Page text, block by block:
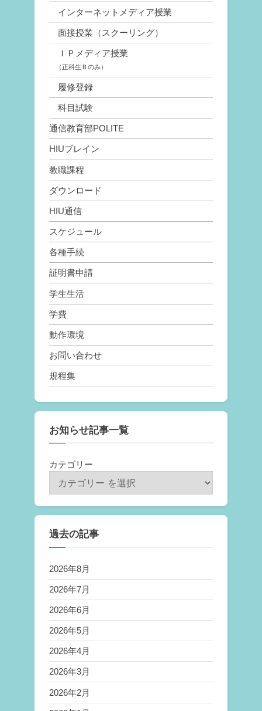
インターネットメディア授業
面接授業（スクーリング）
ＩＰメディア授業
（正科生Ｂのみ）
履修登録
科目試験
通信教育部POLITE
HIUブレイン
教職課程
ダウンロード
HIU通信
スケジュール
各種手続
証明書申請
学生生活
学費
動作環境
お問い合わせ
規程集
お知らせ記事一覧
カテゴリー
過去の記事
2026年8月
2026年7月
2026年6月
2026年5月
2026年4月
2026年3月
2026年2月